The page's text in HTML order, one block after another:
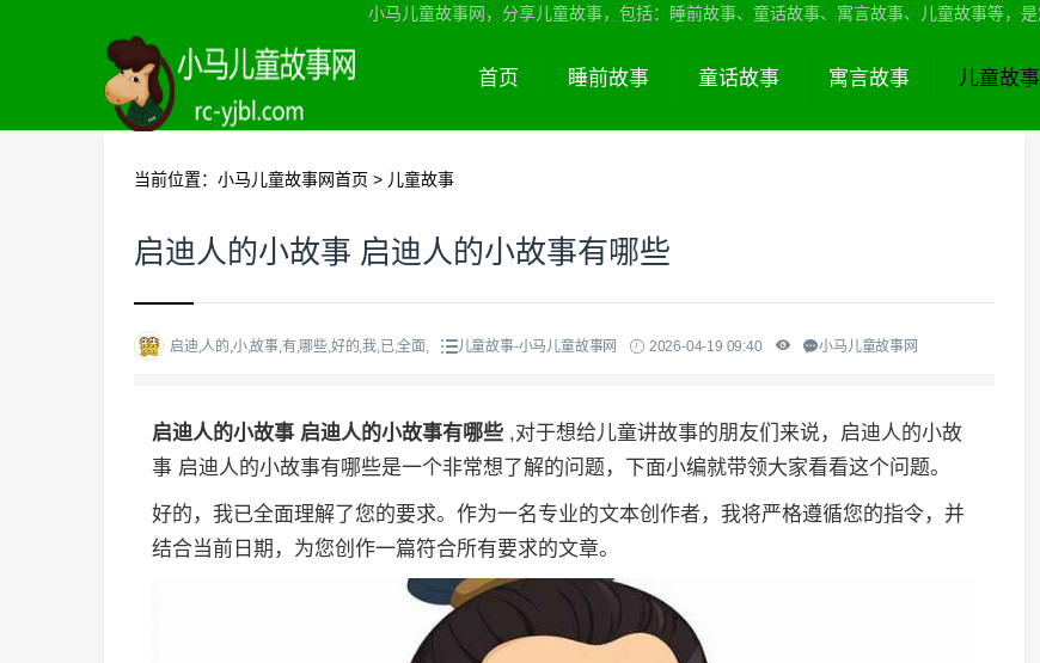
小马儿童故事网，分享儿童故事，包括：睡前故事、童话故事、寓言故事、儿童故事等，是
首页 睡前故事 童话故事 寓言故事 儿童故事
当前位置： 小马儿童故事网首页 > 儿童故事
启迪人的小故事 启迪人的小故事有哪些
启迪,人的,小,故事,有,哪些,好的,我,已,全面, 儿童故事-小马儿童故事网 2026-04-19 09:40 小马儿童故事网
启迪人的小故事 启迪人的小故事有哪些 ,对于想给儿童讲故事的朋友们来说，启迪人的小故
事 启迪人的小故事有哪些是一个非常想了解的问题，下面小编就带领大家看看这个问题。
好的，我已全面理解了您的要求。作为一名专业的文本创作者，我将严格遵循您的指令，并
结合当前日期，为您创作一篇符合所有要求的文章。